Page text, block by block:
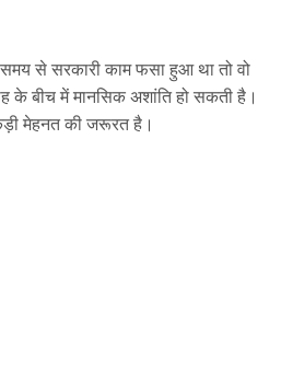
से सरकारी काम फसा हुआ था तो वो
के बीच में मानसिक अशांति हो सकती है।
मेहनत की जरूरत है।